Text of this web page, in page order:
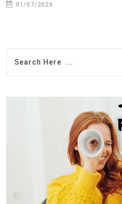
01/07/2026